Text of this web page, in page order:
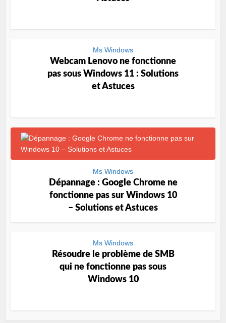
Ms Windows
Webcam Lenovo ne fonctionne
pas sous Windows 11 : Solutions
et Astuces
Ms Windows
Dépannage : Google Chrome ne
fonctionne pas sur Windows 10
– Solutions et Astuces
Ms Windows
Résoudre le problème de SMB
qui ne fonctionne pas sous
Windows 10